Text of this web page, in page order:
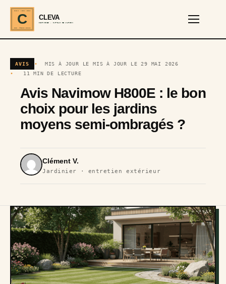
C
CLEVA · EST. 2024
REF · GARDEN TOOLS
CLEVA
SERVICES · OUTILS DE JARDIN
AVIS
MIS À JOUR LE MIS À JOUR LE 29 MAI 2026
11 MIN DE LECTURE
Avis Navimow H800E : le bon
choix pour les jardins
moyens semi-ombragés ?
Clément V.
Jardinier · entretien extérieur